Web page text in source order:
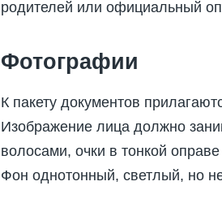
родителей или официальный
Фотографии
К пакету документов
Изображение лица должно
волосами, очки в тонкой
Фон однотонный, светлый, но